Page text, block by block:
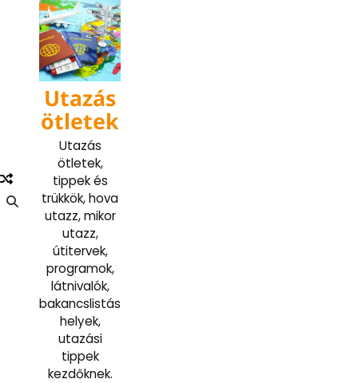
content
Utazás
ötletek
Utazás
ötletek,
tippek és
trükkök, hova
utazz, mikor
utazz,
útitervek,
programok,
látnivalók,
bakancslistás
helyek,
utazási
tippek
kezdőknek.